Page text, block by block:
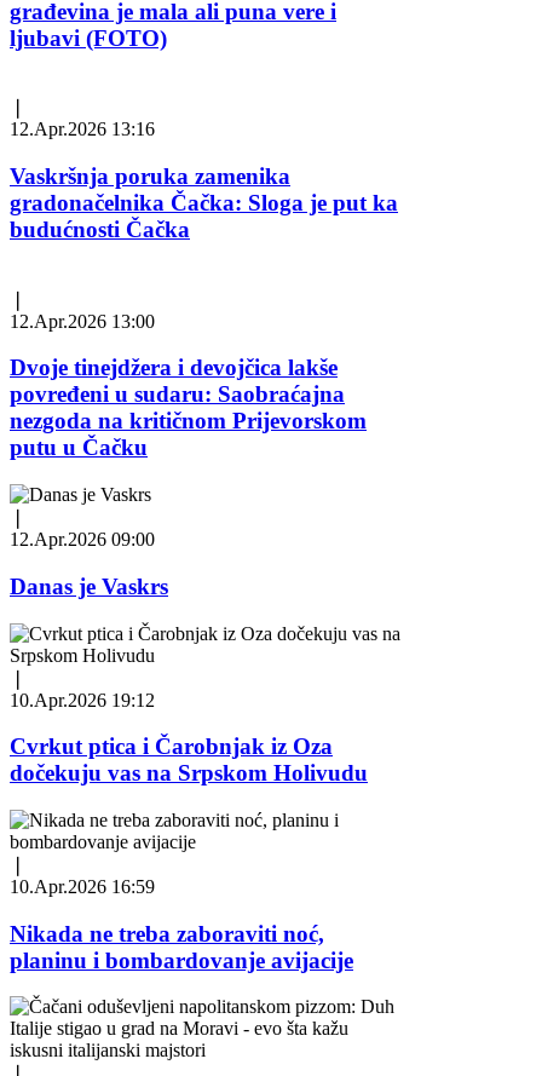
građevina je mala ali puna vere i
ljubavi (FOTO)
12.Apr.2026 13:16
Vaskršnja poruka zamenika
gradonačelnika Čačka: Sloga je put ka
budućnosti Čačka
12.Apr.2026 13:00
Dvoje tinejdžera i devojčica lakše
povređeni u sudaru: Saobraćajna
nezgoda na kritičnom Prijevorskom
putu u Čačku
12.Apr.2026 09:00
Danas je Vaskrs
10.Apr.2026 19:12
Cvrkut ptica i Čarobnjak iz Oza
dočekuju vas na Srpskom Holivudu
10.Apr.2026 16:59
Nikada ne treba zaboraviti noć,
planinu i bombardovanje avijacije